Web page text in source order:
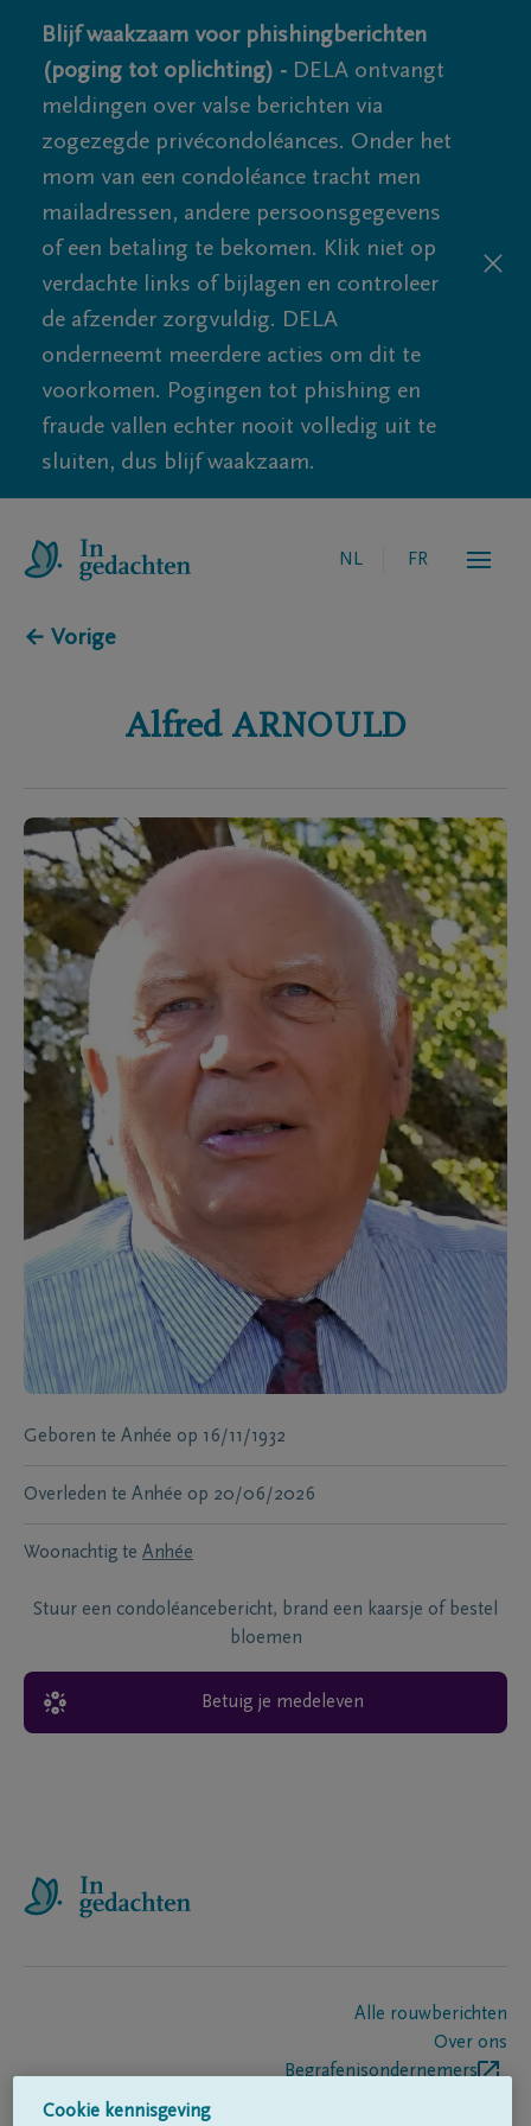
Blijf waakzaam voor phishingberichten
(poging tot oplichting) - DELA ontvangt
meldingen over valse berichten via
zogezegde privécondoléances. Onder het
mom van een condoléance tracht men
mailadressen, andere persoonsgegevens
of een betaling te bekomen. Klik niet op
verdachte links of bijlagen en controleer
de afzender zorgvuldig. DELA
onderneemt meerdere acties om dit te
voorkomen. Pogingen tot phishing en
fraude vallen echter nooit volledig uit te
sluiten, dus blijf waakzaam.
NL FR
← Vorige
Alfred ARNOULD
Geboren te Anhée op 16/11/1932
Overleden te Anhée op 20/06/2026
Woonachtig te Anhée
Stuur een condoléancebericht, brand een kaarsje of bestel
bloemen
Betuig je medeleven
Alle rouwberichten
Over ons
Begrafenisondernemers
Cookie kennisgeving